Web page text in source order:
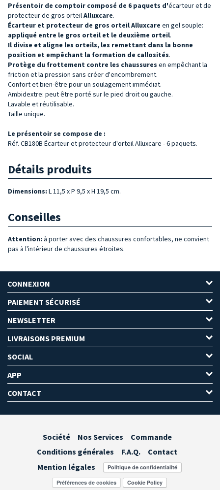
Présentoir de comptoir composé de 6 paquets d'écarteur et de
protecteur de gros orteil Alluxcare.
Écarteur et protecteur de gros orteil Alluxcare en gel souple:
appliqué entre le gros orteil et le deuxième orteil.
Il divise et aligne les orteils, les remettant dans la bonne
position et empêchant la formation de callosités.
Protège du frottement contre les chaussures en empêchant la
friction et la pression sans créer d'encombrement.
Confort et bien-être pour un soulagement immédiat.
Ambidextre: peut être porté sur le pied droit ou gauche.
Lavable et réutilisable.
Taille unique.
Le présentoir se compose de :
Réf. CB180B Écarteur et protecteur d'orteil Alluxcare - 6 paquets.
Détails produits
Dimensions: L 11,5 x P 9,5 x H 19,5 cm.
Conseilles
Attention: à porter avec des chaussures confortables, ne convient
pas à l'intérieur de chaussures étroites.
CONNEXION
PAIEMENT SÉCURISÉ
NEWSLETTER
LIVRAISONS PREMIUM
SOCIAL
APP
CONTACT
Société Nos Services
Commande
Conditions générales
F.A.Q.
Contact
Mention légales
Préférences de cookies